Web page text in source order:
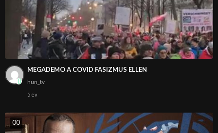
MEGADEMO A COVID FASIZMUS ELLEN
hun_tv
5 év
00